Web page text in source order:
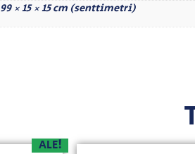
99 × 15 × 15 cm (senttimetri)
ALE!